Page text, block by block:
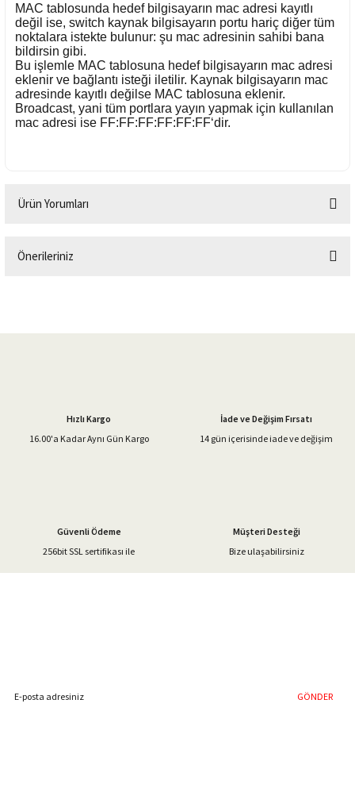
MAC tablosunda hedef bilgisayarın mac adresi kayıtlı
değil ise, switch kaynak bilgisayarın portu hariç diğer tüm
noktalara istekte bulunur: şu mac adresinin sahibi bana
bildirsin gibi.
Bu işlemle MAC tablosuna hedef bilgisayarın mac adresi
eklenir ve bağlantı isteği iletilir. Kaynak bilgisayarın mac
adresinde kayıtlı değilse MAC tablosuna eklenir.
Broadcast, yani tüm portlara yayın yapmak için kullanılan
mac adresi ise FF:FF:FF:FF:FF:FF‘dir.
Ürün Yorumları
Önerileriniz
Ürün bilgilerinde hatalar bulunuyor.
Gönder
Hızlı Kargo
16.00'a Kadar Aynı Gün Kargo
İade ve Değişim Fırsatı
14 gün içerisinde iade ve değişim
Güvenli Ödeme
256bit SSL sertifikası ile
Müşteri Desteği
Bize ulaşabilirsiniz
GÖNDER